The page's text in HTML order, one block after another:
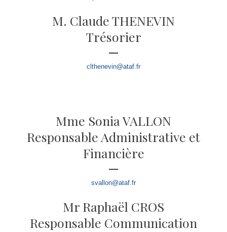
M. Claude THENEVIN
Trésorier
clthenevin@ataf.fr
Mme Sonia VALLON
Responsable Administrative et
Financière
svallon@ataf.fr
Mr Raphaël CROS
Responsable Communication